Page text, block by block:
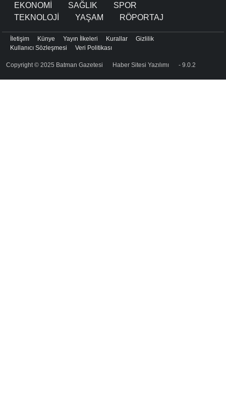
EKONOMİ
SAĞLIK
SPOR
TEKNOLOJİ
YAŞAM RÖPORTAJ
Copyright © 2025 Batman Gazetesi Haber Sitesi Yazılımı - 9.0.2
İletişim Künye Yayın İlkeleri Kurallar
Gizlilik
Kullanıcı Sözleşmesi
Veri Politikası